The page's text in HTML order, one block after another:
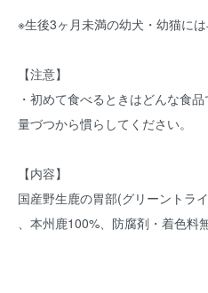
※生後3ヶ月未満の幼犬・幼猫には
【注意】
・初めて食べるときはどんな食
量づつから慣らしてください。
【内容】
国産野生鹿の胃部(グリーントラ
、本州鹿100%、防腐剤・着色料